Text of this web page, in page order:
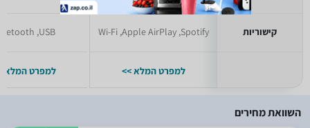
קישוריות Wi-Fi ,Apple AirPlay ,Spotify
למפרט המלא >>
,USB
למפרט המלא
השוואת מחירים